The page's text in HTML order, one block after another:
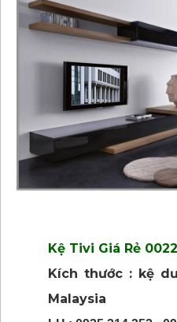
Kệ Tivi Giá Rẻ
Kích thước : kệ
Malaysia